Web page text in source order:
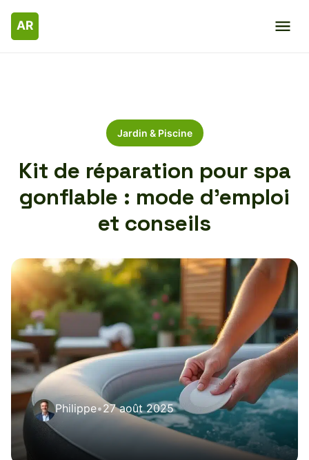
Jardin & Piscine
Kit de réparation pour spa
gonflable : mode d’emploi
et conseils
Philippe•27 août 2025